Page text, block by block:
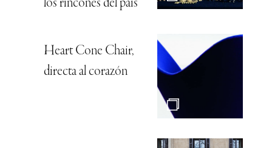
los rincones del país
Heart Cone Chair,
directa al corazón